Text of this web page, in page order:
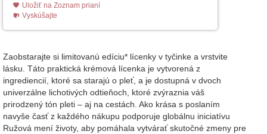
Uložiť na Zoznam prianí
Vyskúšajte
Zaobstarajte si limitovanú edíciu* lícenky v tyčinke a vrstvite
lásku. Táto praktická krémová lícenka je vytvorená z
ingrediencií, ktoré sa starajú o pleť, a je dostupná v dvoch
univerzálne lichotivých odtieňoch, ktoré zvýraznia váš
prirodzený tón pleti – aj na cestách. Ako krása s poslaním
navyše časť z každého nákupu podporuje globálnu iniciatívu
Ružová mení životy, aby pomáhala vytvárať skutočné zmeny pre